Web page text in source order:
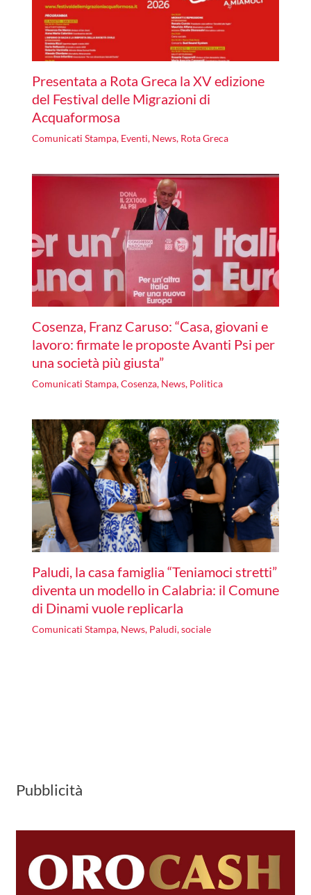
Presentata a Rota Greca la XV edizione
del Festival delle Migrazioni di
Acquaformosa
Comunicati Stampa, Eventi, News, Rota Greca
Cosenza, Franz Caruso: “Casa, giovani e
lavoro: firmate le proposte Avanti Psi per
una società più giusta”
Comunicati Stampa,Cosenza, News, Politica
Paludi, la casa famiglia “Teniamoci stretti”
diventa un modello in Calabria: il Comune
di Dinami vuole replicarla
Comunicati Stampa, News, Paludi,sociale
Pubblicità